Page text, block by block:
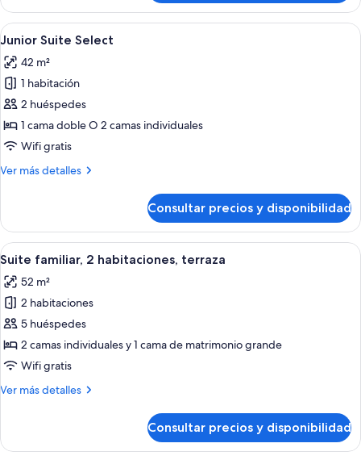
Junior
Suite
Abrir
todas
las
fotos
de
Junior
Suite
Habitación de hotel con una cama
4
Junior Suite Select
42 m²
1 habitación
2 huéspedes
1 cama doble O 2 camas individuales
Wifi gratis
Ver más detalles
Más
Suite
Select
Consultar precios y disponibilidad
Abrir
todas
las
fotos
de
Suite
familiar,
habitaciones,
Habitación de hotel moderna con
6
Suite familiar, 2 habitaciones, terraza
52 m²
2 habitaciones
5 huéspedes
2 camas individuales y 1 cama de matrimonio grande
Wifi gratis
Ver más detalles
Más
familiar,
Consultar precios y disponibilidad